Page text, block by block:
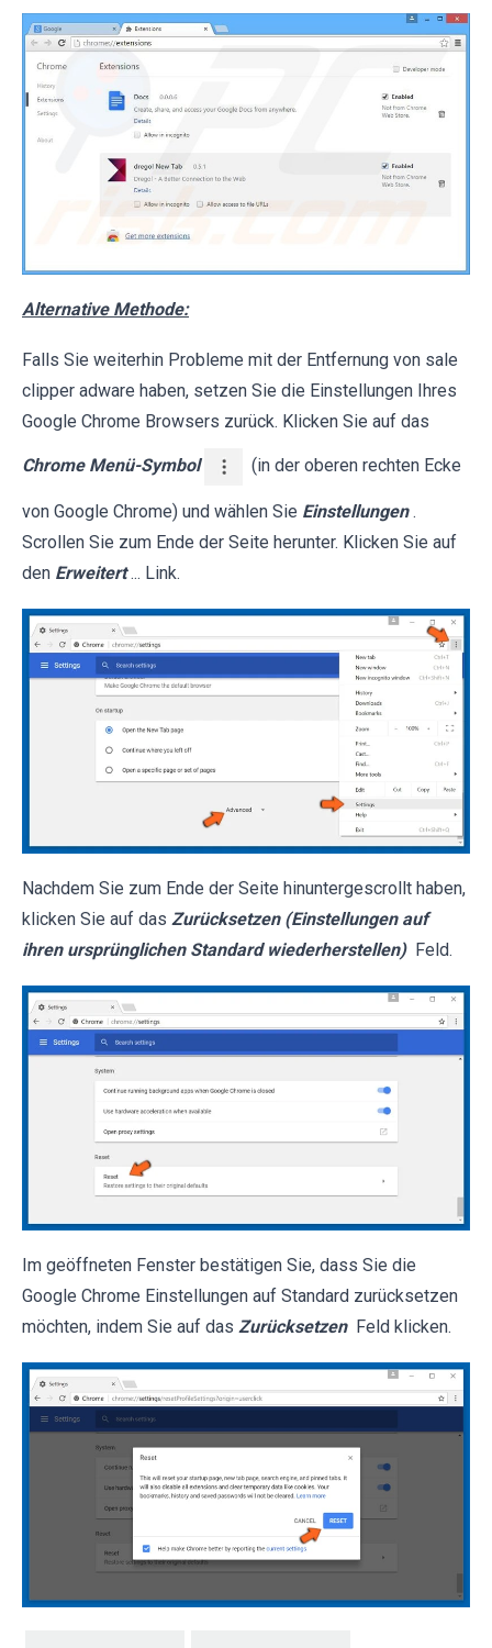
Alternative Methode:
Falls Sie weiterhin Probleme mit der Entfernung von sale
clipper adware haben, setzen Sie die Einstellungen Ihres
Google Chrome Browsers zurück. Klicken Sie auf das
Chrome Menü-Symbol (in der oberen rechten Ecke
von Google Chrome) und wählen Sie Einstellungen .
Scrollen Sie zum Ende der Seite herunter. Klicken Sie auf
den Erweitert ... Link.
Nachdem Sie zum Ende der Seite hinuntergescrollt haben,
klicken Sie auf das Zurücksetzen (Einstellungen auf
ihren ursprünglichen Standard wiederherstellen) Feld.
Im geöffneten Fenster bestätigen Sie, dass Sie die
Google Chrome Einstellungen auf Standard zurücksetzen
möchten, indem Sie auf das Zurücksetzen Feld klicken.